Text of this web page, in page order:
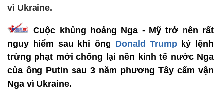
vì Ukraine.
Cuộc khủng hoảng Nga - Mỹ trở nên rất
nguy hiểm sau khi ông Donald Trumpký lệnh
trừng phạt mới chống lại nền kinh tế nước Nga
của ông Putin sau 3 năm phương Tây cấm vận
Nga vì Ukraine.